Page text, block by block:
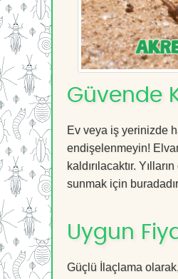
Güvende
Ev veya iş yerinizde
endişelenmeyin!
kaldırılacaktır.
sunmak için
Uygun
Güçlü İlaçlama